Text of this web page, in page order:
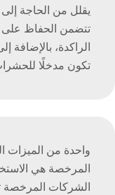
يقلل من الحاجة
تتضمن الحفاظ على
الراكدة،
تكون مدخلًا
واحدة من الميزات
المرخصة هي
الشركات المرخصة